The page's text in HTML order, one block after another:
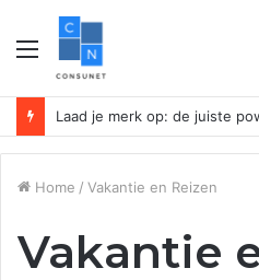
Menu
Home / Vakantie en Reizen
Vakantie